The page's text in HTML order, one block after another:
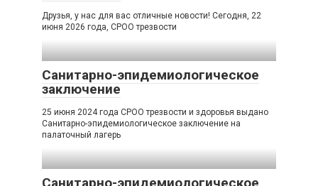
Друзья, у нас для вас отличные новости! Сегодня, 22
июня 2026 года, СРОО трезвости
Санитарно-эпидемиологическое
заключение
25 июня 2024 года СРОО трезвости и здоровья выдано
Санитарно-эпидемиологическое заключение на
палаточный лагерь